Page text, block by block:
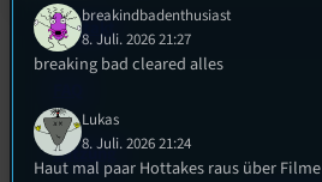
Kontakt
Satzung
breakindbadenthusiast
8. Juli. 2026 21:27
breaking bad cleared alles
Lukas
8. Juli. 2026 21:24
Haut mal paar Hottakes raus über Filme